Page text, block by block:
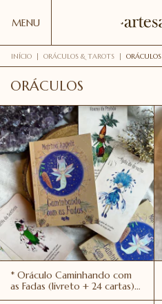
MENU
INÍCIO | ORÁCULOS & TAROTS | ORÁCULOS
ORÁCULOS
* Oráculo Caminhando com
as Fadas (livreto + 24 cartas) -
Editora Arte